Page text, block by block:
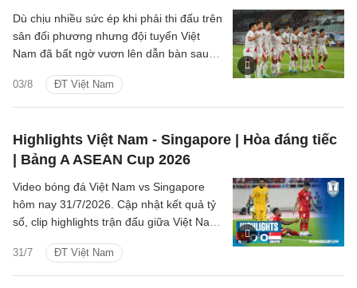
03/8 ĐT Việt Nam
Dù chịu nhiều sức ép khi phải thi đấu trên
sân đối phương nhưng đội tuyển Việt
Nam đã bất ngờ vươn lên dẫn bàn sau
Vĩ.
Highlights Việt Nam - Singapore | Hòa đáng tiếc
| Bảng A ASEAN Cup 2026
31/7 ĐT Việt Nam
Video bóng đá Việt Nam vs Singapore
hôm nay 31/7/2026. Cập nhật kết quả tỷ
số, clip highlights trận đấu giữa Việt Nam